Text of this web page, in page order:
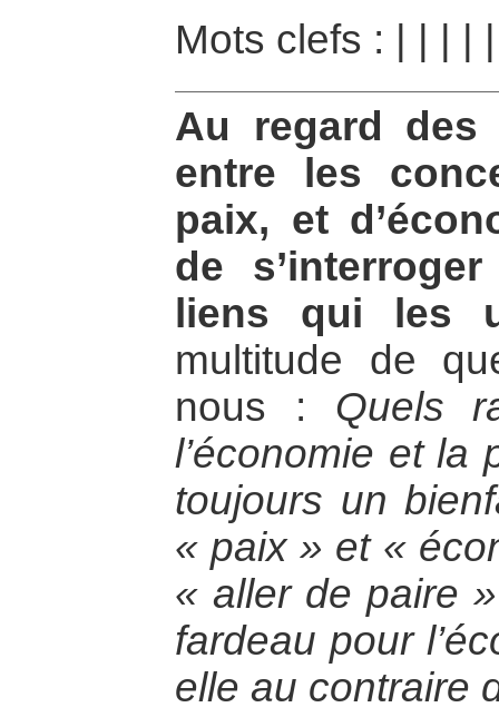
Mots clefs :
Au regard des
entre les
paix, et
de
liens qui les
multitude de
nous : Quels
l’économie et la
toujours un
« paix » et «
« aller de paire
fardeau pour
elle au contraire